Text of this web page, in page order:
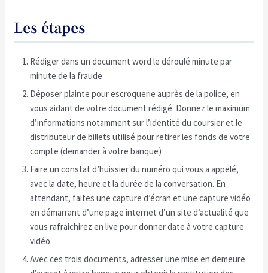
Les étapes
Rédiger dans un document word le déroulé minute par
minute de la fraude
Déposer plainte pour escroquerie auprès de la police, en
vous aidant de votre document rédigé. Donnez le maximum
d’informations notamment sur l’identité du coursier et le
distributeur de billets utilisé pour retirer les fonds de votre
compte (demander à votre banque)
Faire un constat d’huissier du numéro qui vous a appelé,
avec la date, heure et la durée de la conversation. En
attendant, faites une capture d’écran et une capture vidéo
en démarrant d’une page internet d’un site d’actualité que
vous rafraichirez en live pour donner date à votre capture
vidéo.
Avec ces trois documents, adresser une mise en demeure